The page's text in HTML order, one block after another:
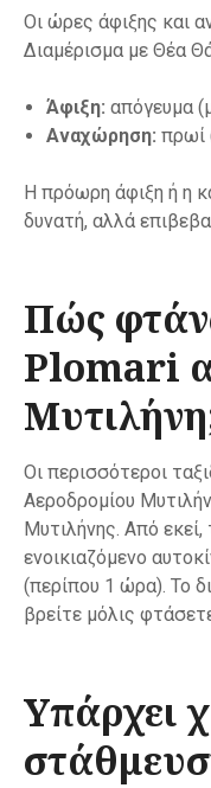
Οι ώρες άφιξης και
Διαμέρισμα με Θέα
Άφιξη: απόγευμα
Αναχώρηση: πρωί
Η πρόωρη άφιξη ή η
δυνατή, αλλά
Πώς
Plomari
Οι περισσότεροι
Αεροδρομίου
Μυτιλήνης. Από
ενοικιαζόμενο
(περίπου 1 ώρα). Το
βρείτε μόλις
Υπάρχει